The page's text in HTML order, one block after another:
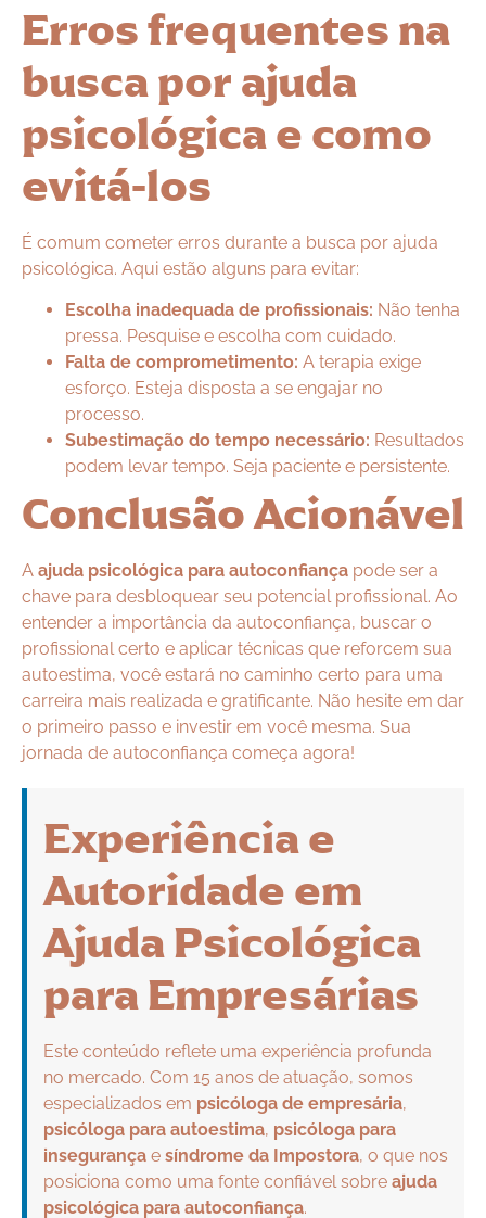
Erros frequentes na
busca por ajuda
psicológica e como
evitá-los
É comum cometer erros durante a busca por ajuda
psicológica. Aqui estão alguns para evitar:
Escolha inadequada de profissionais: Não tenha
pressa. Pesquise e escolha com cuidado.
Falta de comprometimento: A terapia exige
esforço. Esteja disposta a se engajar no
processo.
Subestimação do tempo necessário: Resultados
podem levar tempo. Seja paciente e persistente.
Conclusão Acionável
A ajuda psicológica para autoconfiança pode ser a
chave para desbloquear seu potencial profissional. Ao
entender a importância da autoconfiança, buscar o
profissional certo e aplicar técnicas que reforcem sua
autoestima, você estará no caminho certo para uma
carreira mais realizada e gratificante. Não hesite em dar
o primeiro passo e investir em você mesma. Sua
jornada de autoconfiança começa agora!
Experiência e
Autoridade em
Ajuda Psicológica
para Empresárias
Este conteúdo reflete uma experiência profunda
no mercado. Com 15 anos de atuação, somos
especializados em psicóloga de empresária,
psicóloga para autoestima, psicóloga para
insegurança e síndrome da Impostora, o que nos
posiciona como uma fonte confiável sobre ajuda
psicológica para autoconfiança.